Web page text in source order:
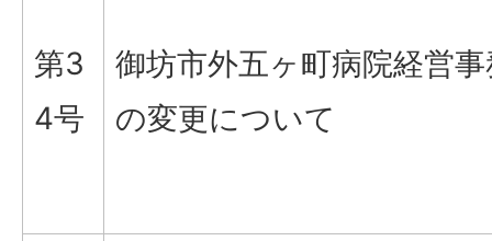
第3
4号
御坊市外五ヶ町病院経営
の変更について